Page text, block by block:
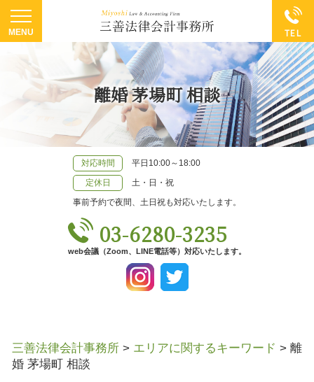
離婚 茅場町 相談
対応時間
平日10:00～18:00
定休日
土・日・祝
事前予約で夜間、土日祝も対応いたします。
03-6280-3235
web会議（Zoom、LINE電話等）対応いたします。
三善法律会計事務所 > エリアに関するキーワード > 離
婚 茅場町 相談